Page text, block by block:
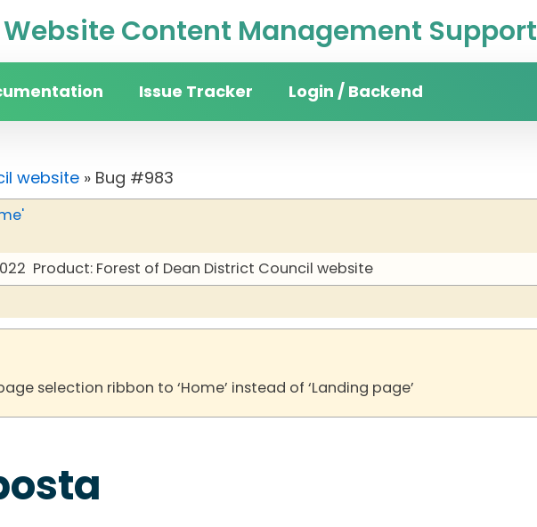
Website Content Management Support
Issue Tracker Login / Backend
website » Bug #983
Product: Forest of Dean District Council website
selection ribbon to ‘Home’ instead of ‘Landing page’